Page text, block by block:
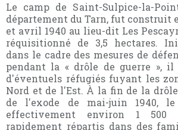
Le camp de Saint-Sulpice-la-
département du Tarn, fut construit
et avril 1940 au lieu-dit Les
réquisitionné de 3,5 hectares.
dans le cadre des mesures de
pendant la « drôle de guerre »,
d'éventuels réfugiés fuyant les
Nord et de l'Est. À la fin de la
de l'exode de mai-juin 1940,
effectivement environ 1 500
rapidement répartis dans des